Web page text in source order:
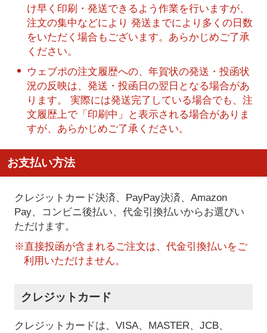
け早く印刷・発送できるよう作業を行いますが、
注文の集中などにより 発送までにより多くの日数
をいただく場合もございます。あらかじめご了承
ください。
ウェブポの注文履歴への、年賀状の発送・投函状
況の反映は、発送・投函日の翌日となる場合があ
ります。 実際には発送完了している場合でも、注
文履歴上で「印刷中」と表示される場合がありま
すが、あらかじめご了承ください。
お支払い方法
クレジットカード決済、PayPay決済、Amazon
Pay、コンビニ後払い、代金引換払いからお選びい
ただけます。
※直接投函が含まれるご注文は、代金引換払いをご
利用いただけません。
クレジットカード
クレジットカードは、VISA、MASTER、JCB、